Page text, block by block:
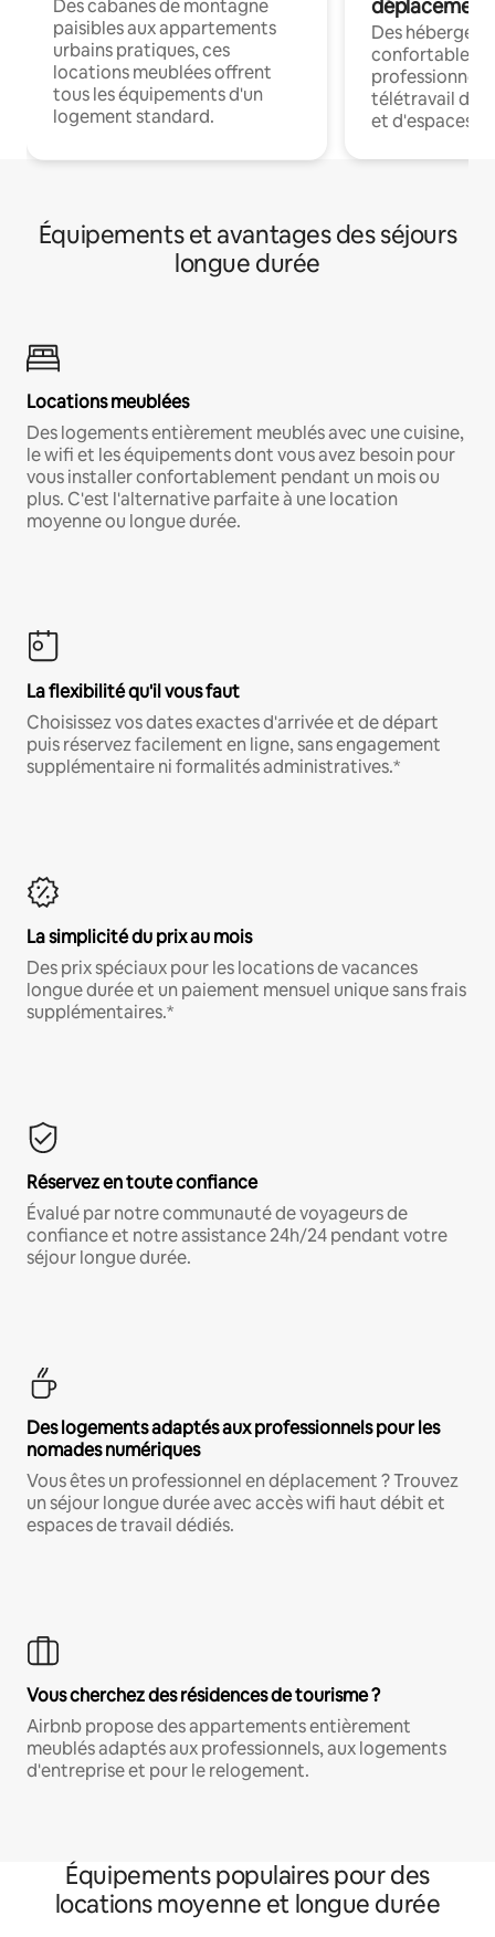
Des cabanes de montagne
paisibles aux appartements
urbains pratiques, ces
locations meublées offrent
tous les équipements d'un
logement standard.
déplacement
Des
confortables
professionnels
télétravail
et d'espaces
Équipements et avantages des séjours
longue durée
Locations meublées
Des logements entièrement meublés avec une cuisine,
le wifi et les équipements dont vous avez besoin pour
vous installer confortablement pendant un mois ou
plus. C'est l'alternative parfaite à une location
moyenne ou longue durée.
La flexibilité qu'il vous faut
Choisissez vos dates exactes d'arrivée et de départ
puis réservez facilement en ligne, sans engagement
supplémentaire ni formalités administratives.*
La simplicité du prix au mois
Des prix spéciaux pour les locations de vacances
longue durée et un paiement mensuel unique sans frais
supplémentaires.*
Réservez en toute confiance
Évalué par notre communauté de voyageurs de
confiance et notre assistance 24h/24 pendant votre
séjour longue durée.
Des logements adaptés aux professionnels pour les
nomades numériques
Vous êtes un professionnel en déplacement ? Trouvez
un séjour longue durée avec accès wifi haut débit et
espaces de travail dédiés.
Vous cherchez des résidences de tourisme ?
Airbnb propose des appartements entièrement
meublés adaptés aux professionnels, aux logements
d'entreprise et pour le relogement.
Équipements populaires pour des
locations moyenne et longue durée